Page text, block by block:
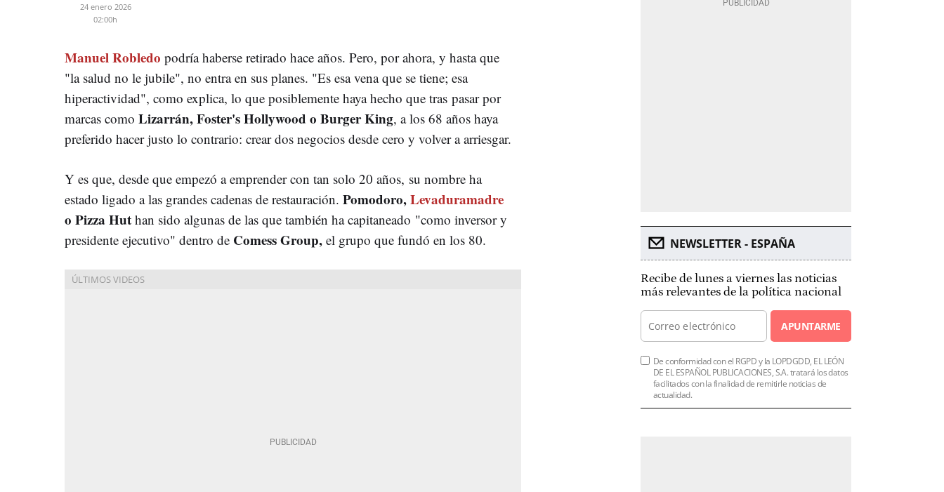
24 enero 2026
02:00h
Manuel Robledo podría haberse retirado hace años. Pero, por ahora, y hasta que
"la salud no le jubile", no entra en sus planes. "Es esa vena que se tiene; esa
hiperactividad", como explica, lo que posiblemente haya hecho que tras pasar por
marcas como Lizarrán, Foster's Hollywood o Burger King, a los 68 años haya
preferido hacer justo lo contrario: crear dos negocios desde cero y volver a arriesgar.
Y es que, desde que empezó a emprender con tan solo 20 años, su nombre ha
estado ligado a las grandes cadenas de restauración. Pomodoro,Levaduramadre
o Pizza Hut han sido algunas de las que también ha capitaneado "como inversor y
presidente ejecutivo" dentro de Comess Group, el grupo que fundó en los 80. NEWSLETTER - ESPAÑA
Recibe de lunes a viernes las noticias
más relevantes de la política nacional
APUNTARME
De conformidad con el RGPD y la LOPDGDD, EL LEÓN
DE EL ESPAÑOL PUBLICACIONES, S.A. tratará los datos
facilitados con la finalidad de remitirle noticias de
actualidad.